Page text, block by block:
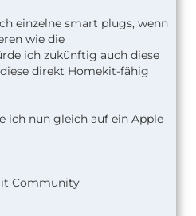
einzelne smart plugs, wenn
wie die
ich zukünftig auch diese
direkt Homekit-fähig
ich nun gleich auf ein Apple
Community